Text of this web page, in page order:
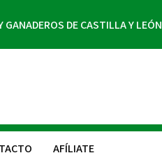
DE CASTILLA Y LEÓN
AFÍLIATE